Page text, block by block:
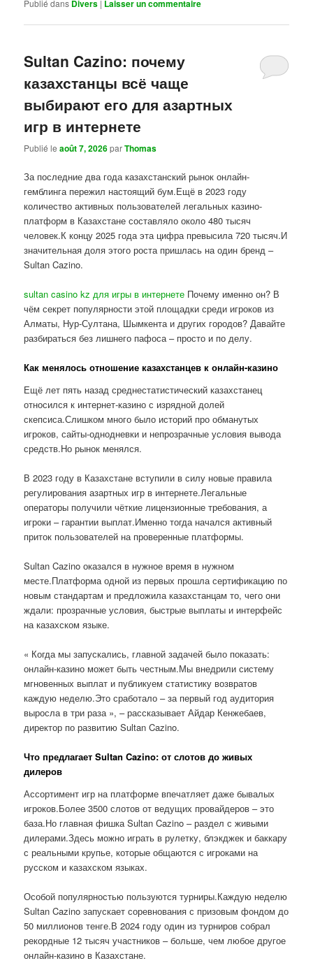
Publié dans Divers | Laisser un commentaire
Sultan Cazino: почему
казахстанцы всё чаще
выбирают его для азартных
игр в интернете
Publié leaoût 7, 2026parThomas
За последние два года казахстанский рынок онлайн-
гемблинга пережил настоящий бум.Ещё в 2023 году
количество активных пользователей легальных казино-
платформ в Казахстане составляло около 480 тысяч
человек.К концу 2025 года эта цифра превысила 720 тысяч.И
значительная доля этого роста пришлась на один бренд –
Sultan Cazino.
sultan casino kz для игры в интернете Почему именно он? В
чём секрет популярности этой площадки среди игроков из
Алматы, Нур-Султана, Шымкента и других городов? Давайте
разбираться без лишнего пафоса – просто и по делу.
Как менялось отношение казахстанцев к онлайн-казино
Ещё лет пять назад среднестатистический казахстанец
относился к интернет-казино с изрядной долей
скепсиса.Слишком много было историй про обманутых
игроков, сайты-однодневки и непрозрачные условия вывода
средств.Но рынок менялся.
В 2023 году в Казахстане вступили в силу новые правила
регулирования азартных игр в интернете.Легальные
операторы получили чёткие лицензионные требования, а
игроки – гарантии выплат.Именно тогда начался активный
приток пользователей на проверенные платформы.
Sultan Cazino оказался в нужное время в нужном
месте.Платформа одной из первых прошла сертификацию по
новым стандартам и предложила казахстанцам то, чего они
ждали: прозрачные условия, быстрые выплаты и интерфейс
на казахском языке.
« Когда мы запускались, главной задачей было показать:
онлайн-казино может быть честным.Мы внедрили систему
мгновенных выплат и публикуем статистику возвратов
каждую неделю.Это сработало – за первый год аудитория
выросла в три раза », – рассказывает Айдар Кенжебаев,
директор по развитию Sultan Cazino.
Что предлагает Sultan Cazino: от слотов до живых
дилеров
Ассортимент игр на платформе впечатляет даже бывалых
игроков.Более 3500 слотов от ведущих провайдеров – это
база.Но главная фишка Sultan Cazino – раздел с живыми
дилерами.Здесь можно играть в рулетку, блэкджек и баккару
с реальными крупье, которые общаются с игроками на
русском и казахском языках.
Особой популярностью пользуются турниры.Каждую неделю
Sultan Cazino запускает соревнования с призовым фондом до
50 миллионов тенге.В 2024 году один из турниров собрал
рекордные 12 тысяч участников – больше, чем любое другое
онлайн-казино в Казахстане.